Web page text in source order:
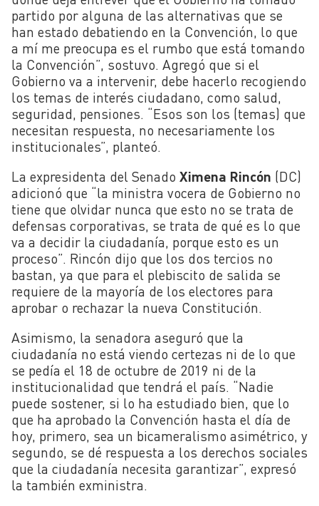
partido por alguna de las alternativas que se
han estado debatiendo en la Convención, lo que
a mí me preocupa es el rumbo que está tomando
la Convención”, sostuvo. Agregó que si el
Gobierno va a intervenir, debe hacerlo recogiendo
los temas de interés ciudadano, como salud,
seguridad, pensiones. “Esos son los (temas) que
necesitan respuesta, no necesariamente los
institucionales”, planteó.
La expresidenta del Senado Ximena Rincón (DC)
adicionó que “la ministra vocera de Gobierno no
tiene que olvidar nunca que esto no se trata de
defensas corporativas, se trata de qué es lo que
va a decidir la ciudadanía, porque esto es un
proceso”. Rincón dijo que los dos tercios no
bastan, ya que para el plebiscito de salida se
requiere de la mayoría de los electores para
aprobar o rechazar la nueva Constitución.
Asimismo, la senadora aseguró que la
ciudadanía no está viendo certezas ni de lo que
se pedía el 18 de octubre de 2019 ni de la
institucionalidad que tendrá el país. “Nadie
puede sostener, si lo ha estudiado bien, que lo
que ha aprobado la Convención hasta el día de
hoy, primero, sea un bicameralismo asimétrico, y
segundo, se dé respuesta a los derechos sociales
que la ciudadanía necesita garantizar”, expresó
la también exministra.